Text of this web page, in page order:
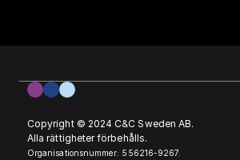
Copyright © 2024 C&C Sweden AB.
Alla rättigheter förbehålls.
Organisationsnummer: 556216-9267.